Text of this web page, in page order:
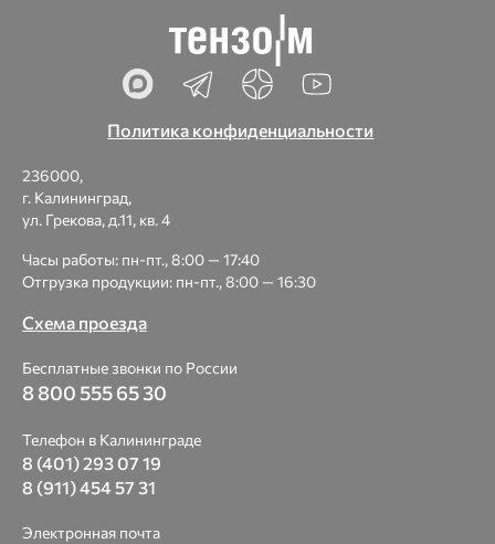
Политика конфиденциальности
236000,
г. Калининград,
ул. Грекова, д.11, кв. 4
Часы работы: пн-пт., 8:00 — 17:40
Отгрузка продукции: пн-пт., 8:00 — 16:30
Схема проезда
Бесплатные звонки по России
8 800 555 65 30
Телефон в Калининграде
8 (401) 293 07 19
8 (911) 454 57 31
Электронная почта